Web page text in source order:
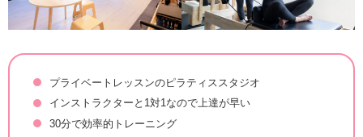
プライベートレッスンのピラティススタジオ
インストラクターと1対1なので上達が早い
30分で効率的トレーニング